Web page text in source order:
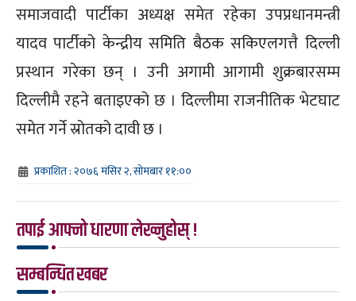
समाजवादी पार्टीका अध्यक्ष समेत रहेका उपप्रधानमन्त्री
यादव पार्टीको केन्द्रीय समिति बैठक सकिएलगत्तै दिल्ली
प्रस्थान गरेका छन् । उनी अगामी आगामी शुक्रबारसम्म
दिल्लीमै रहने बताइएको छ । दिल्लीमा राजनीतिक भेटघाट
समेत गर्ने स्रोतको दावी छ ।
प्रकाशित : २०७६ मंसिर २, सोमबार ११:००
तपाई आफ्नो धारणा लेख्नुहोस् !
सम्बन्धित खबर